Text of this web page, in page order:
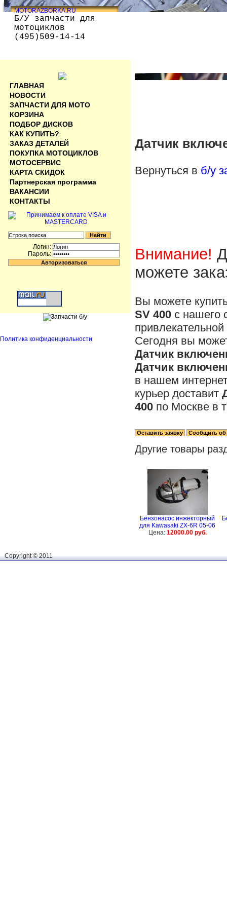
MOTORAZBORKA.RU
Б/У запчасти для
мотоциклов
(495)509-14-14
Датчик
Вернуться в б/у
Внимание!
можете
Вы можете
SV 400 с нашего
Сегодня вы
Датчик
Датчик
в нашем
курьер доставит
400 по Москве в
Другие товары
Бензонасос инжекторный
для Kawasaki ZX-6R 05-06
Цена: 12000.00 руб.
ГЛАВНАЯ
НОВОСТИ
ЗАПЧАСТИ ДЛЯ МОТО
КОРЗИНА
ПОДБОР ДИСКОВ
КАК КУПИТЬ?
ЗАКАЗ ДЕТАЛЕЙ
ПОКУПКА МОТОЦИКЛОВ
МОТОСЕРВИС
КАРТА СКИДОК
Партнерская программа
ВАКАНСИИ
КОНТАКТЫ
Логин:
Пароль:
Политика конфиденциальности
Сopyright © 2011